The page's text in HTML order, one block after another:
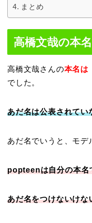
まとめ
高橋文哉の本
高橋文哉さんの本名は
でした。
あだ名は公表されてい
あだ名でいうと、モデ
popteenは自分の本名
あだ名をつけないけな